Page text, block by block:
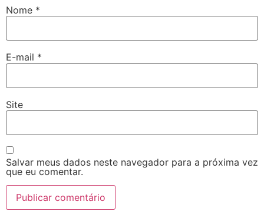
Nome *
E-mail *
Site
Salvar meus dados neste navegador para a próxima vez
que eu comentar.